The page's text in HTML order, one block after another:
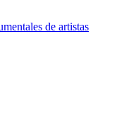
de artistas